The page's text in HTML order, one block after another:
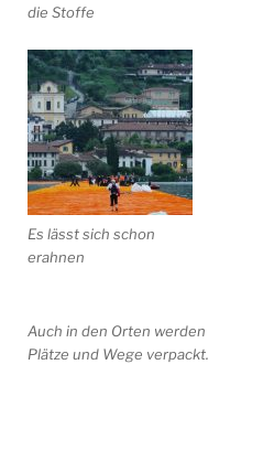
die Stoffe
Es lässt sich schon
erahnen
Auch in den Orten werden
Plätze und Wege verpackt.